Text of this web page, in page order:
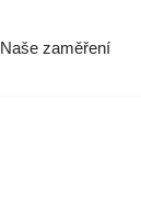
Naše zaměření